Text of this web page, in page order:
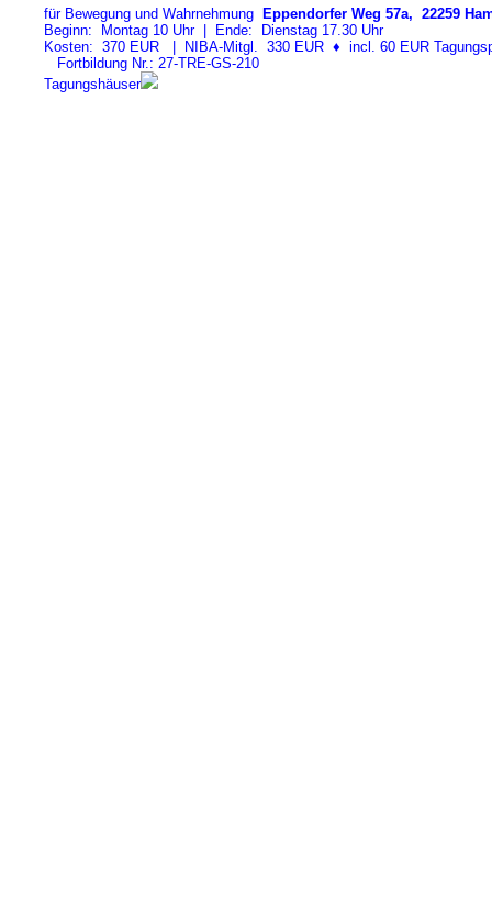
für Bewegung und Wahrnehmung
Eppendorfer Weg 57a, 22259
Beginn: Montag 10 Uhr | Ende: Dienstag 17.30 Uhr
Kosten: 370 EUR | NIBA-Mitgl. 330 EUR ♦ incl. 60 EUR
Fortbildung Nr.: 27-TRE-GS-210
Tagungshäuser